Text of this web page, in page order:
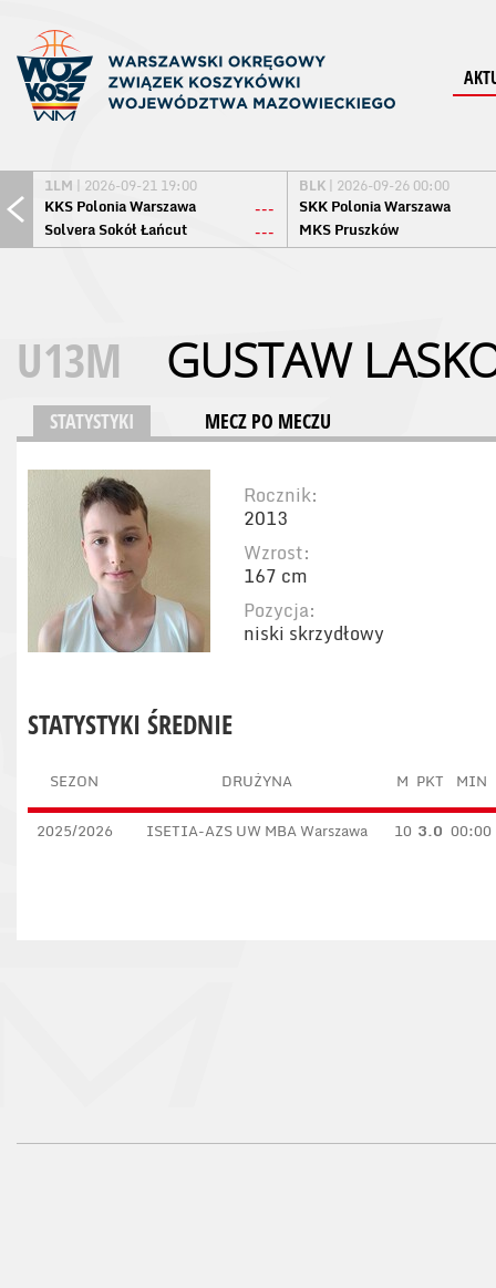
1LM | 2026-09-21 19:00
KKS Polonia Warszawa
---
Solvera Sokół Łańcut
---
BLK | 2026-09-26 00:00
SKK Polonia Warszawa
MKS Pruszków
U13M GUSTAW
STATYSTYKI MECZ PO MECZU
Rocznik:
2013
Wzrost:
167 cm
Pozycja:
niski skrzydłowy
STATYSTYKI ŚREDNIE
SEZON DRUŻYNA M PKT MIN
2025/2026 ISETIA-AZS UW MBA Warszawa 10 3.0 00:00